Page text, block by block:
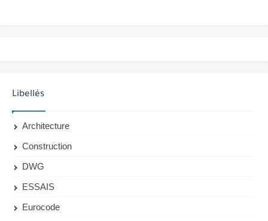
Libellés
Architecture
Construction
DWG
ESSAIS
Eurocode